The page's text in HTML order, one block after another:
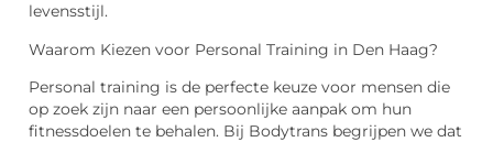
levensstijl.
Waarom Kiezen voor Personal Training in Den Haag?
Personal training is de perfecte keuze voor mensen die
op zoek zijn naar een persoonlijke aanpak om hun
fitnessdoelen te behalen. Bij Bodytrans begrijpen we dat